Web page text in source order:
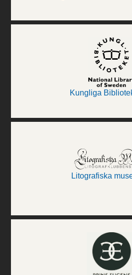
Kungliga
Litografiska